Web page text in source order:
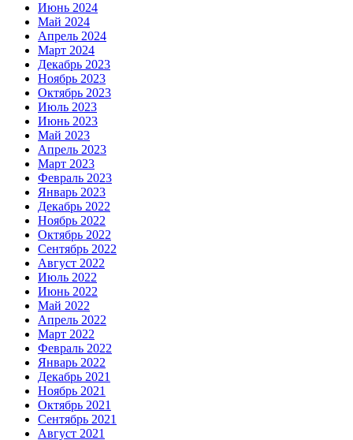
Июнь 2024
Май 2024
Апрель 2024
Март 2024
Декабрь 2023
Ноябрь 2023
Октябрь 2023
Июль 2023
Июнь 2023
Май 2023
Апрель 2023
Март 2023
Февраль 2023
Январь 2023
Декабрь 2022
Ноябрь 2022
Октябрь 2022
Сентябрь 2022
Август 2022
Июль 2022
Июнь 2022
Май 2022
Апрель 2022
Март 2022
Февраль 2022
Январь 2022
Декабрь 2021
Ноябрь 2021
Октябрь 2021
Сентябрь 2021
Август 2021